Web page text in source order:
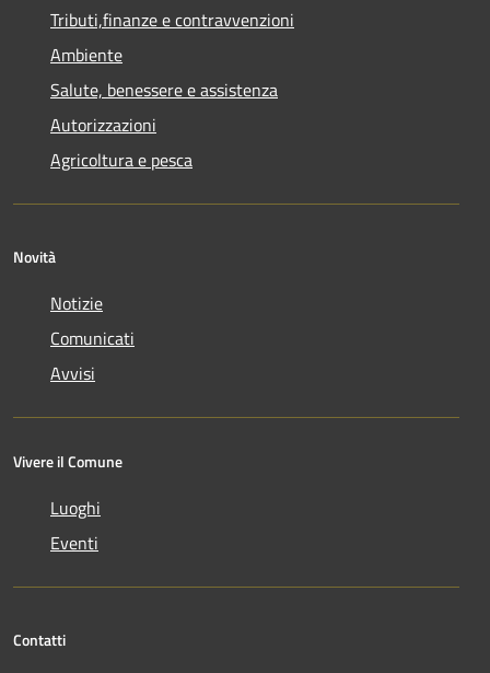
Tributi,finanze e contravvenzioni
Ambiente
Salute, benessere e assistenza
Autorizzazioni
Agricoltura e pesca
Novità
Notizie
Comunicati
Avvisi
Vivere il Comune
Luoghi
Eventi
Contatti